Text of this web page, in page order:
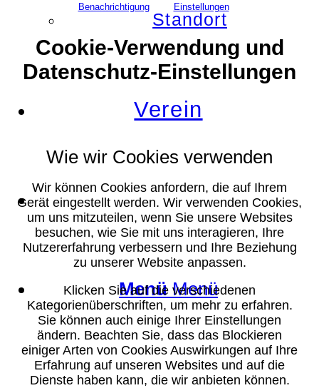
Standort
Verein
Suche
Menü Menü
Benachrichtigung
Einstellungen
Cookie-Verwendung und
Datenschutz-Einstellungen
Wie wir Cookies verwenden
Wir können Cookies anfordern, die auf Ihrem
Gerät eingestellt werden. Wir verwenden Cookies,
um uns mitzuteilen, wenn Sie unsere Websites
besuchen, wie Sie mit uns interagieren, Ihre
Nutzererfahrung verbessern und Ihre Beziehung
zu unserer Website anpassen.
Klicken Sie auf die verschiedenen
Kategorienüberschriften, um mehr zu erfahren.
Sie können auch einige Ihrer Einstellungen
ändern. Beachten Sie, dass das Blockieren
einiger Arten von Cookies Auswirkungen auf Ihre
Erfahrung auf unseren Websites und auf die
Dienste haben kann, die wir anbieten können.